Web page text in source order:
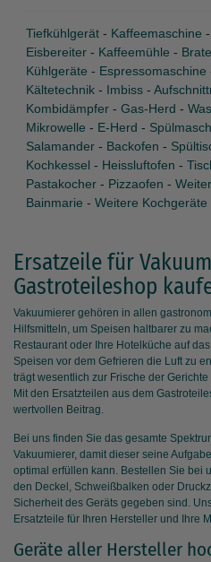
Tiefkühlgerät - Kaffeemaschine -
Eisbereiter - Kaffeemühle -
Kühlgeräte - Espressomaschine
Kältetechnik - Imbiss -
Kombidämpfer - Gas-Herd -
Mikrowelle - E-Herd -
Salamander - Backofen -
Kochkessel - Heissluftofen -
Pastakocher - Pizzaofen -
Bainmarie - Weitere Kochgeräte
Ersatzeile für
Gastroteileshop
Vakuumierer gehören in allen
Hilfsmitteln, um Speisen haltbarer zu
Restaurant oder Ihre Hotelküche auf
Speisen vor dem Gefrieren die Luft zu
trägt wesentlich zur Frische der
Mit den Ersatzteilen aus dem
wertvollen Beitrag.
Bei uns finden Sie das gesamte
Vakuumierer, damit dieser seine
optimal erfüllen kann. Bestellen Sie bei
den Deckel, Schweißbalken oder
Sicherheit des Geräts gegeben sind.
Ersatzteile für Ihren Hersteller und Ihre
Geräte aller Hersteller